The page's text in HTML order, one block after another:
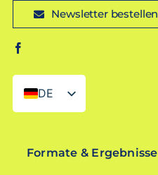
Newsletter bestellen
DE
EN
Formate & Ergebnisse